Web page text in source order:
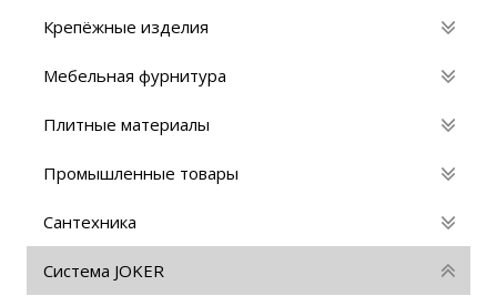
Крепёжные изделия
Мебельная фурнитура
Плитные материалы
Промышленные товары
Сантехника
Система JOKER